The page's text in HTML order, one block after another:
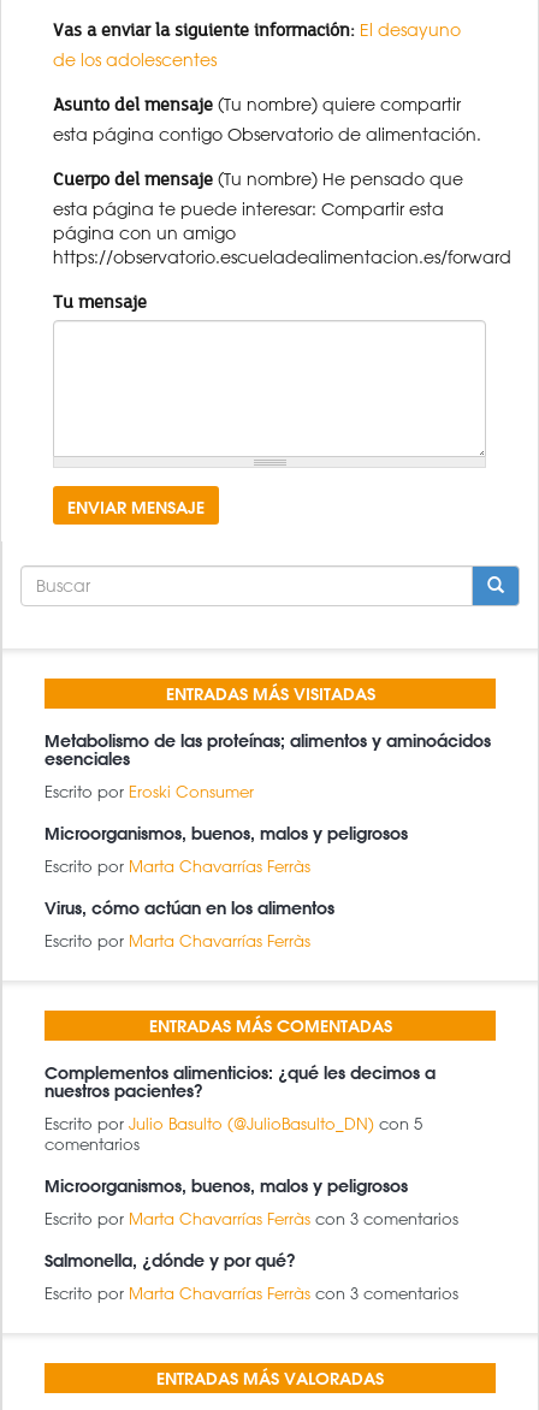
Vas a enviar la siguiente información: El desayuno
de los adolescentes
Asunto del mensaje (Tu nombre) quiere compartir
esta página contigo Observatorio de alimentación.
Cuerpo del mensaje (Tu nombre) He pensado que
esta página te puede interesar: Compartir esta
página con un amigo
https://observatorio.escueladealimentacion.es/forward
Tu mensaje
ENVIAR MENSAJE
FORMULARIO
DE
ENTRADAS MÁS VISITADAS
Metabolismo de las proteínas; alimentos y aminoácidos
esenciales
Escrito por Eroski Consumer
Microorganismos, buenos, malos y peligrosos
Escrito por Marta Chavarrías Ferràs
Virus, cómo actúan en los alimentos
Escrito por Marta Chavarrías Ferràs
ENTRADAS MÁS COMENTADAS
Complementos alimenticios: ¿qué les decimos a
nuestros pacientes?
Escrito por Julio Basulto (@JulioBasulto_DN) con 5
comentarios
Microorganismos, buenos, malos y peligrosos
Escrito por Marta Chavarrías Ferràs con 3 comentarios
Salmonella, ¿dónde y por qué?
Escrito por Marta Chavarrías Ferràs con 3 comentarios
ENTRADAS MÁS VALORADAS